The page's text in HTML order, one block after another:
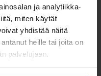
ja analytiikka-
miten käytät
yhdistää näitä
heille tai joita on
palvelujaan.